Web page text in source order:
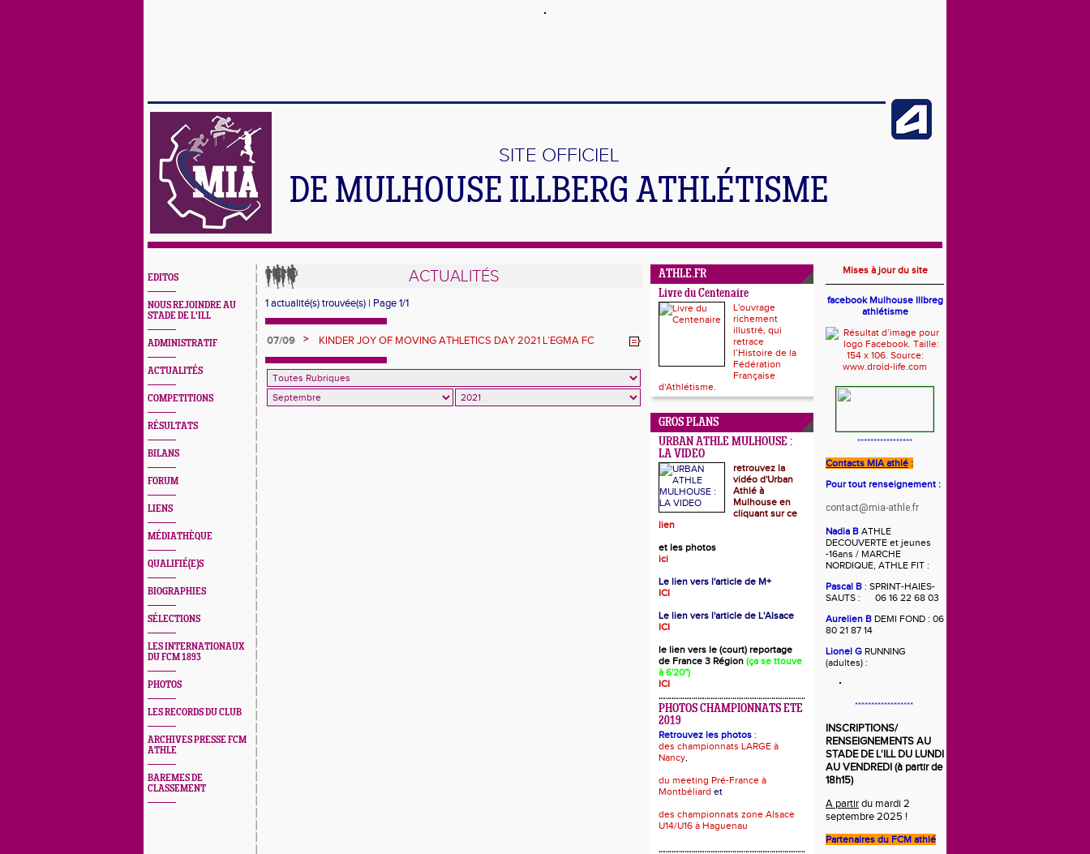
SITE OFFICIEL
DE MULHOUSE ILLBERG ATHLÉTISME
EDITOS
NOUS REJOINDRE AU
STADE DE L'ILL
ADMINISTRATIF
ACTUALITÉS
COMPETITIONS
RÉSULTATS
BILANS
FORUM
LIENS
MÉDIATHÈQUE
QUALIFIÉ(E)S
BIOGRAPHIES
SÉLECTIONS
LES INTERNATIONAUX
DU FCM 1893
PHOTOS
LES RECORDS DU CLUB
ARCHIVES PRESSE FCM
ATHLE
BAREMES DE
CLASSEMENT
ACTUALITÉS
1 actualité(s) trouvée(s) | Page 1/1
07/09 >
KINDER JOY OF MOVING ATHLETICS DAY 2021 L’EGMA FC
ATHLE.FR
Livre du Centenaire
L'ouvrage
richement
illustré, qui
retrace
l’Histoire de la
Fédération
Française
d'Athlétisme.
GROS PLANS
URBAN ATHLE MULHOUSE :
LA VIDEO
retrouvez la
vidéo d'Urban
Athlé à
Mulhouse en
cliquant sur ce
lien
et les photos
ici
Le lien vers l'article de M+
ICI
Le lien vers l'article de L'Alsace
ICI
le lien vers le (court) reportage
de France 3 Région (ça se ttouve
à 6'20")
ICI
PHOTOS CHAMPIONNATS ETE
2019
Retrouvez les photos :
des championnats LARGE à
Nancy,
du meeting Pré-France à
Montbéliard et
des championnats zone Alsace
U14/U16 à Haguenau
Mises à jour du site
facebook Mulhouse Illbreg
athlétisme
*****************
Contacts MIA athlé :
Pour tout renseignement :
contact@mia-athle.fr
Nadia B ATHLE
DECOUVERTE et jeunes
-16ans / MARCHE
NORDIQUE, ATHLE FIT :
Pascal B : SPRINT-HAIES-
SAUTS : 06 16 22 68 03
Aurelien B DEMI FOND : 06
80 21 87 14
Lionel G RUNNING
(adultes) :
******************
INSCRIPTIONS/
RENSEIGNEMENTS AU
STADE DE L'ILL DU LUNDI
AU VENDREDI (à partir de
18h15)
A partirdu mardi 2
septembre 2025 !
Partenaires du FCM athlé